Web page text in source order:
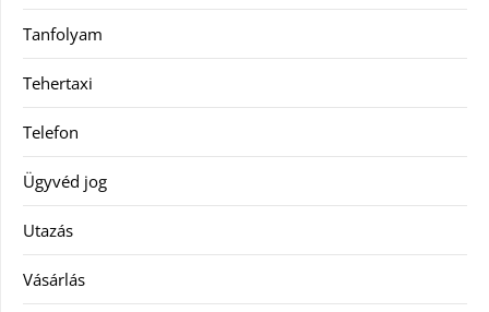
Tanfolyam
Tehertaxi
Telefon
Ügyvéd jog
Utazás
Vásárlás